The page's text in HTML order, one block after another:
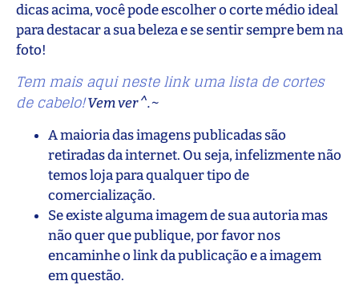
dicas acima, você pode escolher o corte médio ideal
para destacar a sua beleza e se sentir sempre bem na
foto!
Tem mais aqui neste link uma lista de cortes
de cabelo!Vem ver ^.~
A maioria das imagens publicadas são
retiradas da internet. Ou seja, infelizmente não
temos loja para qualquer tipo de
comercialização.
Se existe alguma imagem de sua autoria mas
não quer que publique, por favor nos
encaminhe o link da publicação e a imagem
em questão.